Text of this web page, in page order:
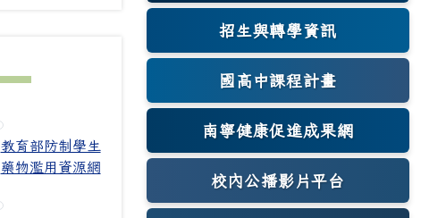
教育部防制學生
藥物濫用資源網
招生與轉學資訊
國高中課程計畫
南寧健康促進成果網
(另開新視窗)
校內公播影片平台